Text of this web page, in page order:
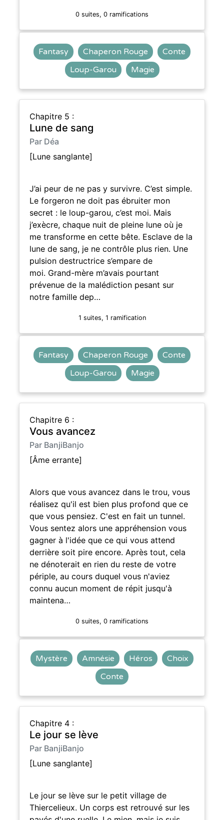
0 suites, 0 ramifications
Fantasy Chaperon Rouge
Conte
Loup-Garou
Magie
Chapitre 5 :
Lune de sang
Par Déa
[Lune sanglante]
J’ai peur de ne pas y survivre. C’est simple.
Le forgeron ne doit pas ébruiter mon
secret : le loup-garou, c’est moi. Mais
j’exècre, chaque nuit de pleine lune où je
me transforme en cette bête. Esclave de la
lune de sang, je ne contrôle plus rien. Une
pulsion destructrice s’empare de
moi. Grand-mère m’avais pourtant
prévenue de la malédiction pesant sur
notre famille dep…
1 suites, 1 ramification
Fantasy Chaperon Rouge
Conte
Loup-Garou
Magie
Chapitre 6 :
Vous avancez
Par BanjiBanjo
[Âme errante]
Alors que vous avancez dans le trou, vous
réalisez qu'il est bien plus profond que ce
que vous pensiez. C'est en fait un tunnel.
Vous sentez alors une appréhension vous
gagner à l'idée que ce qui vous attend
derrière soit pire encore. Après tout, cela
ne dénoterait en rien du reste de votre
périple, au cours duquel vous n'aviez
connu aucun moment de répit jusqu'à
maintena…
0 suites, 0 ramifications
Mystère Amnésie Héros
Choix
Conte
Chapitre 4 :
Le jour se lève
Par BanjiBanjo
[Lune sanglante]
Le jour se lève sur le petit village de
Thiercelieux. Un corps est retrouvé sur les